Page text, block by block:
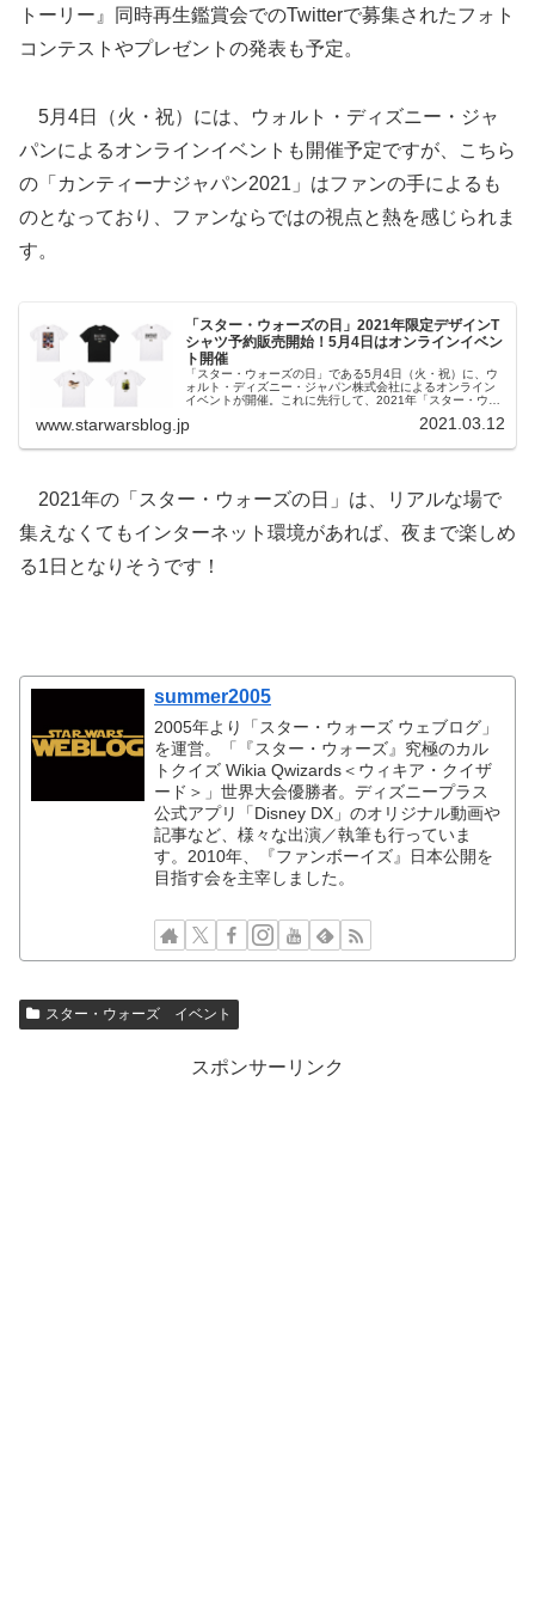
トーリー』同時再生鑑賞会でのTwitterで募集されたフォト
コンテストやプレゼントの発表も予定。
5月4日（火・祝）には、ウォルト・ディズニー・ジャ
パンによるオンラインイベントも開催予定ですが、こちら
の「カンティーナジャパン2021」はファンの手によるも
のとなっており、ファンならではの視点と熱を感じられま
す。
「スター・ウォーズの日」2021年限定デザインT
シャツ予約販売開始！5月4日はオンラインイベン
ト開催
「スター・ウォーズの日」である5月4日（火・祝）に、ウ
ォルト・ディズニー・ジャパン株式会社によるオンライン
イベントが開催。これに先行して、2021年「スター・ウォ
www.starwarsblog.jp 2021.03.12
2021年の「スター・ウォーズの日」は、リアルな場で
集えなくてもインターネット環境があれば、夜まで楽しめ
る1日となりそうです！
summer2005
2005年より「スター・ウォーズ ウェブログ」
を運営。「『スター・ウォーズ』究極のカル
トクイズ Wikia Qwizards＜ウィキア・クイザ
ード＞」世界大会優勝者。ディズニープラス
公式アプリ「Disney DX」のオリジナル動画や
記事など、様々な出演／執筆も行っていま
す。2010年、『ファンボーイズ』日本公開を
目指す会を主宰しました。
スター・ウォーズ イベント
スポンサーリンク